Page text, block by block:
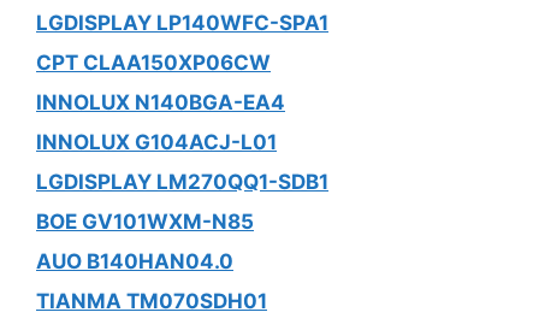
LGDISPLAY LP140WFC-SPA1
CPT CLAA150XP06CW
INNOLUX N140BGA-EA4
INNOLUX G104ACJ-L01
LGDISPLAY LM270QQ1-SDB1
BOE GV101WXM-N85
AUO B140HAN04.0
TIANMA TM070SDH01